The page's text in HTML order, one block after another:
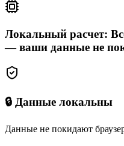
Локальный расчет:
— ваши данные не
🔒 Данные локальны
Данные не покидают